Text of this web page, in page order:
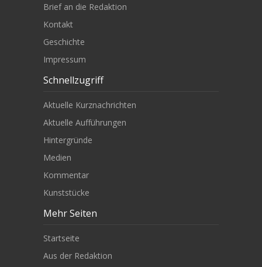
Brief an die Redaktion
Kontakt
Geschichte
Impressum
Schnellzugriff
Aktuelle Kurznachrichten
Aktuelle Aufführungen
Hintergründe
Medien
Kommentar
Kunststücke
Mehr Seiten
Startseite
Aus der Redaktion